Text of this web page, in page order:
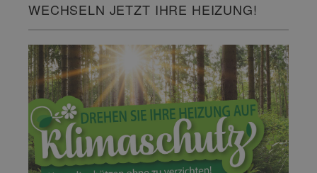
WECHSELN JETZT IHRE HEIZUNG!